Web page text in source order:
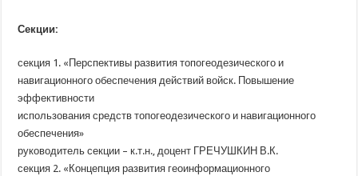
Секции:
секция 1. «Перспективы развития топогеодезического и
навигационного обеспечения действий войск. Повышение
эффективности
использования средств топогеодезического и навигационного
обеспечения»
руководитель секции – к.т.н., доцент ГРЕЧУШКИН В.К.
секция 2. «Концепция развития геоинформационного